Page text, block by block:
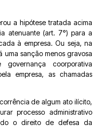
a hipótese tratada acima
atenuante (art. 7°) para a
à empresa. Ou seja, na
sanção menos gravosa
coorporativa
empresa, as chamadas
de algum ato ilícito,
processo administrativo
o direito de defesa da